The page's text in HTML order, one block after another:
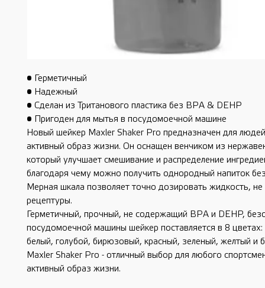
• Герметичный
• Надежный
• Сделан из Тританового пластика без BPA & DEHP
• Пригоден для мытья в посудомоечной машине
Новый шейкер Maxler Shaker Pro предназначен для
активный образ жизни. Он оснащен венчиком из
который улучшает смешивание и распределение
благодаря чему можно получить однородный напиток
Мерная шкала позволяет точно дозировать жидкость,
рецептуры.
Герметичный, прочный, не содержащий BPA и DEHP,
посудомоечной машины шейкер поставляется в 8
белый, голубой, бирюзовый, красный, зеленый, желтый и
Maxler Shaker Pro - отличный выбор для любого
активный образ жизни.